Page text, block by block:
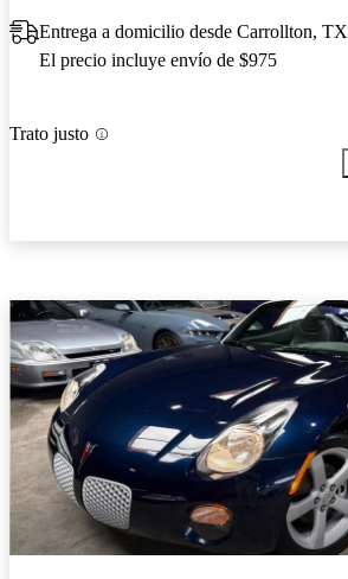
Entrega a domicilio desde Carrollton, TX
El precio incluye envío de $975
Trato justo